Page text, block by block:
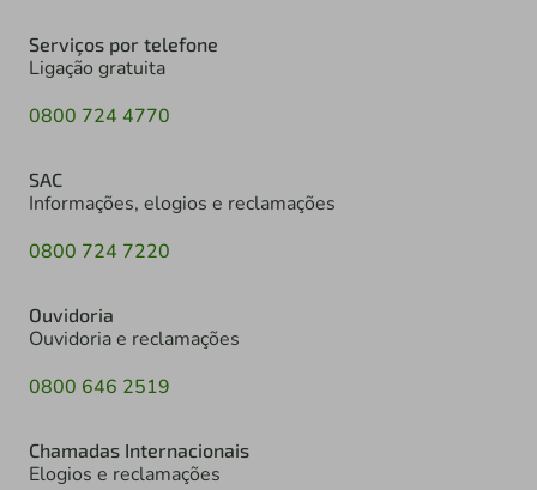
Serviços por telefone
Ligação gratuita
0800 724 4770
SAC
Informações, elogios e reclamações
0800 724 7220
Ouvidoria
Ouvidoria e reclamações
0800 646 2519
Chamadas Internacionais
Elogios e reclamações